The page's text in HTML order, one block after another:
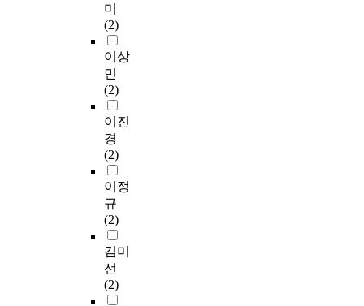
미
(2)
이상
민
(2)
이진
경
(2)
이정
규
(2)
김미
선
(2)